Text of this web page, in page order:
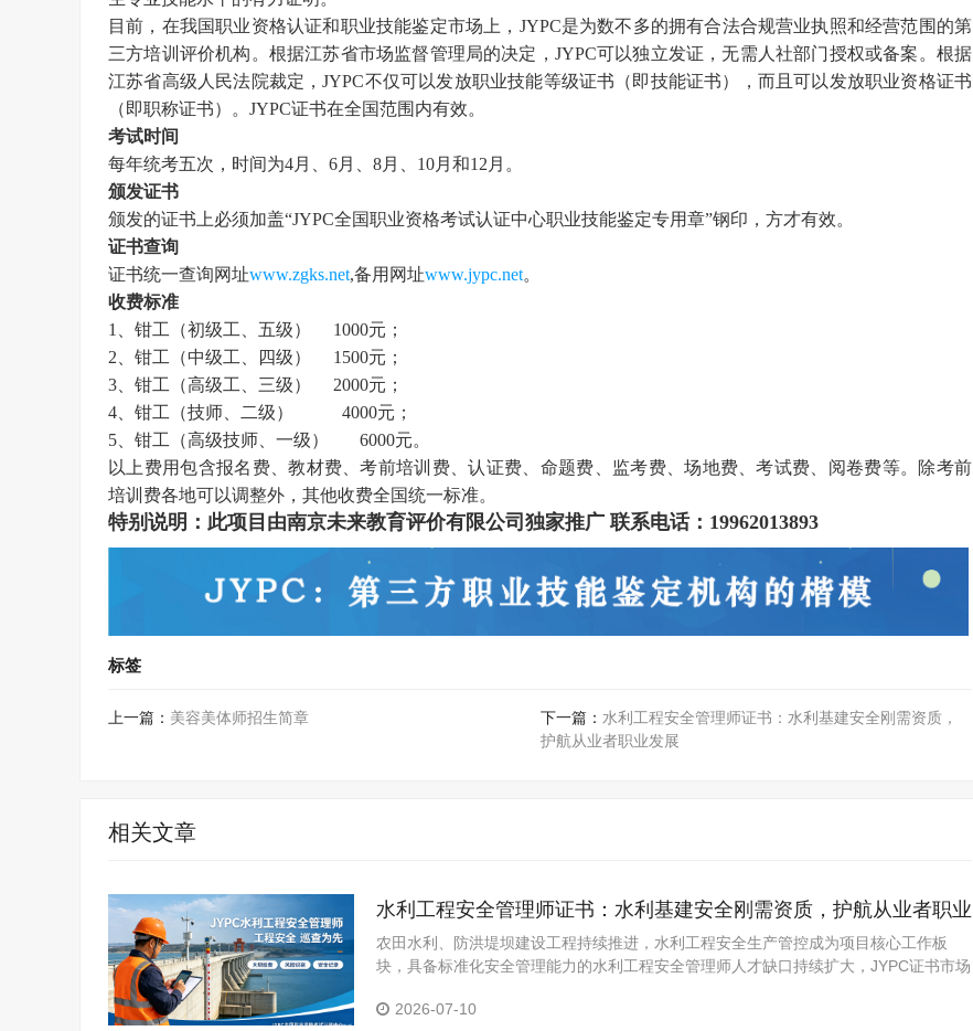
目前，在我国职业资格认证和职业技能鉴定市场上， JYPC是为数不多的拥有合法合规营业执照和经营范围的第
三方培训评价机构。根据江苏省市场监督管理局的决定， JYPC可以独立发证，无需人社部门授权或备案。 根据
江苏省高级人民法院裁定，JYPC不仅可以发放职业技能等级证书（即技能证书），而且可以发放职业资格证书
（即职称证书）。JYPC证书在全国范围内有效。
考试时间
每年统考五次，时间为4月、6月、8月、10月和12月。
颁发证书
颁发的证书上必须加盖“JYPC全国职业资格考试认证中心职业技能鉴定专用章”钢印，方才有效。
证书查询
证书统一查询网址www.zgks.net,备用网址www.jypc.net。
收费标准
1、 钳工 （初级工、五级）
1000元；
2、 钳工 （中级工、四级）
1500元；
3、 钳工 （高级工、三级）
2000元；
4、 钳工 （技师、二级）
4000元；
5、 钳工 （高级技师、一级）
6000元。
以上费用包含报名费、教材费、考前培训费、认证费、命题费、监考费、场地费、考试费、阅卷费等。除考前
培训费各地可以调整外，其他收费全国统一标准。
特别说明：此项目由南京未来教育评价有限公司独家推广 联系电话： 19962013893
标签
上一篇： 美容美体师招生简章 下一篇： 水利工程安全管理师证书：水利基建安全刚需资质，
护航从业者职业发展
相关文章
水利工程安全管理师证书：水利基建安全刚需资质，护航从业者职业
发展
农田水利、防洪堤坝建设工程持续推进，水利工程安全生产管控成为项目核心工作板
块，具备标准化安全管理能力的水利工程安全管理师人才缺口持续扩大，JYPC证书市场
2026-07-10